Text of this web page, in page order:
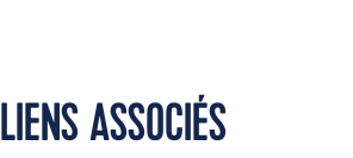
LIENS ASSOCIÉS